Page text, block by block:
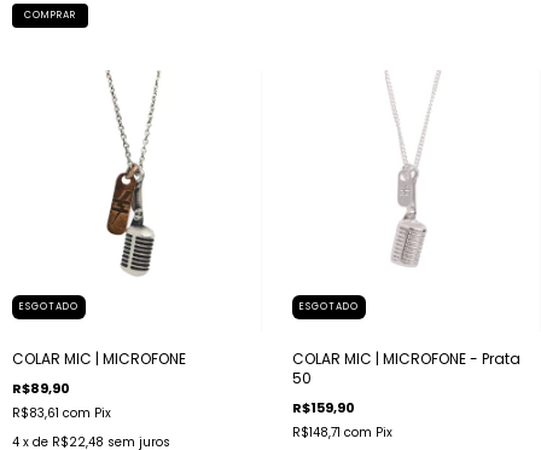
COMPRAR
ESGOTADO
COLAR MIC | MICROFONE
R$89,90
R$83,61 com Pix
4 x de R$22,48 sem juros
ESGOTADO
COLAR MIC | MICROFONE - Prata
50
R$159,90
R$148,71 com Pix